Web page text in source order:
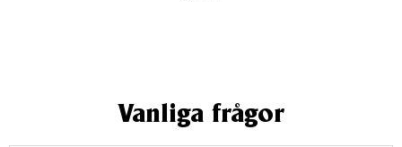
Vanliga frågor